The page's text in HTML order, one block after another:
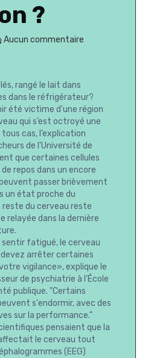
?
Aucun commentaire
rangé le lait dans
dans le réfrigérateur?
été victime d'une région
qui s’est octroyé une
cas, l’explication
de l'Université de
que certaines cellules
repos dans un encore
passer brièvement
un état proche du
reste du cerveau reste
relayée dans la dernière
fatigué, le cerveau
arrêter certaines
vigilance», explique le
de psychiatrie à l'École
publique. "Certains
s'endormir, avec des
sur la performance."
pensaient que la
le cerveau tout
(EEG)